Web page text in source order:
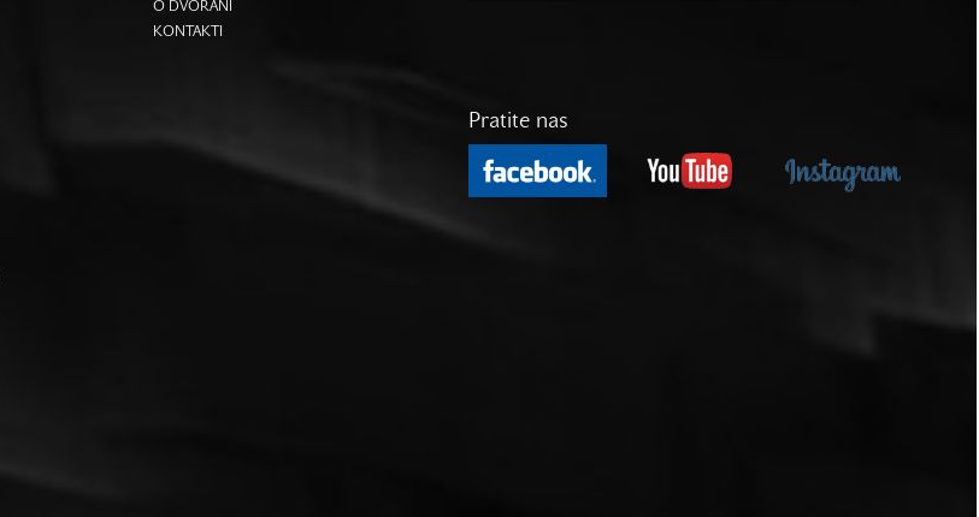
O DVORANI
KONTAKTI
Pratite nas